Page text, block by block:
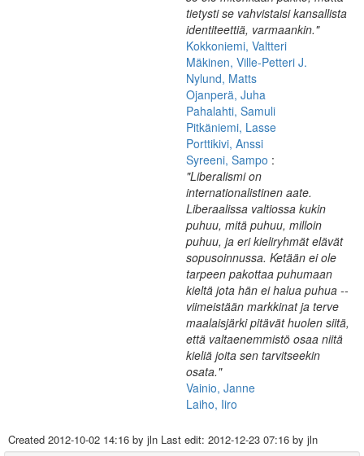
tietysti se vahvistaisi kansallista
identiteettiä, varmaankin."
Kokkoniemi, Valtteri
Mäkinen, Ville-Petteri J.
Nylund, Matts
Ojanperä, Juha
Pahalahti, Samuli
Pitkäniemi, Lasse
Porttikivi, Anssi
Syreeni, Sampo :
"Liberalismi on
internationalistinen aate.
Liberaalissa valtiossa kukin
puhuu, mitä puhuu, milloin
puhuu, ja eri kieliryhmät elävät
sopusoinnussa. Ketään ei ole
tarpeen pakottaa puhumaan
kieltä jota hän ei halua puhua --
viimeistään markkinat ja terve
maalaisjärki pitävät huolen siitä,
että valtaenemmistö osaa niitä
kieliä joita sen tarvitseekin
osata."
Vainio, Janne
Laiho, Iiro
Created 2012-10-02 14:16 by jln Last edit: 2012-12-23 07:16 by jln